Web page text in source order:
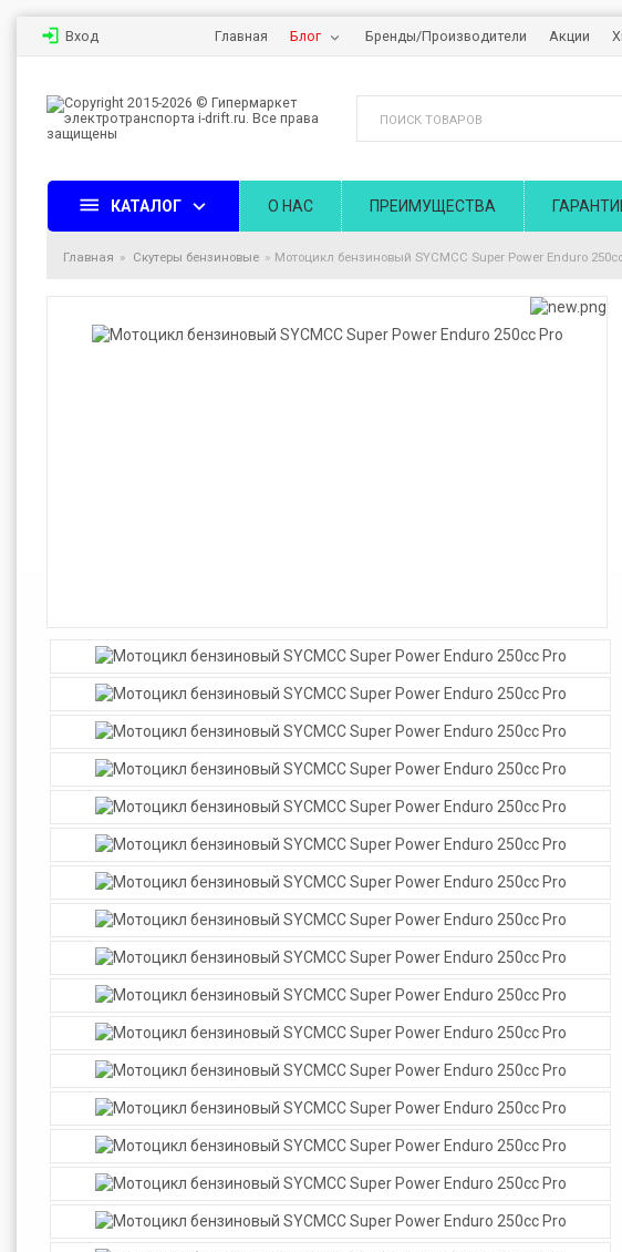
Вход Главная Блог Бренды/Производители Акции
КАТАЛОГ О НАС ПРЕИМУЩЕСТВА
Главная Скутеры бензиновые Мотоцикл бензиновый SYCMCC Super Power Enduro